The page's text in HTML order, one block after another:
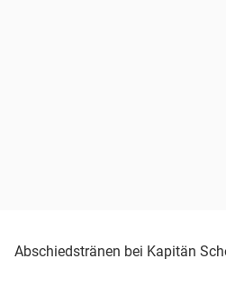
Abschiedstränen bei Kapitän